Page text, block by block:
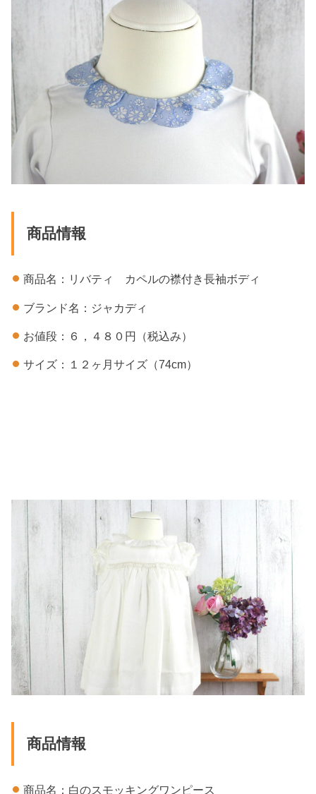
商品情報
商品名：リバティ カペルの襟付き長袖ボディ
ブランド名：ジャカディ
お値段：６，４８０円（税込み）
サイズ：１２ヶ月サイズ（74cm）
商品情報
商品名：白のスモッキングワンピース